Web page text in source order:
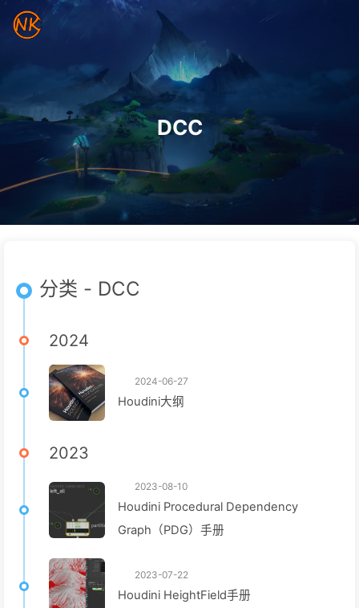
DCC
分类 - DCC
2024
2024-06-27
Houdini大纲
2023
2023-08-10
Houdini Procedural Dependency
Graph（PDG）手册
2023-07-22
Houdini HeightField手册